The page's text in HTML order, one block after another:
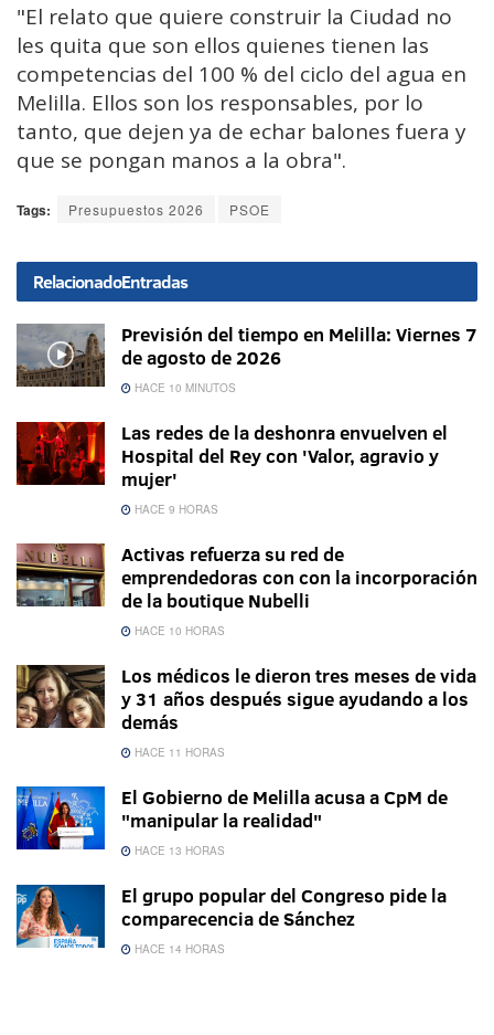
"El relato que quiere construir la Ciudad no
les quita que son ellos quienes tienen las
competencias del 100 % del ciclo del agua en
Melilla. Ellos son los responsables, por lo
tanto, que dejen ya de echar balones fuera y
que se pongan manos a la obra".
Tags: Presupuestos 2026 PSOE
RelacionadoEntradas
Previsión del tiempo en Melilla: Viernes 7
de agosto de 2026
HACE 10 MINUTOS
Las redes de la deshonra envuelven el
Hospital del Rey con 'Valor, agravio y
mujer'
HACE 9 HORAS
Activas refuerza su red de
emprendedoras con con la incorporación
de la boutique Nubelli
HACE 10 HORAS
Los médicos le dieron tres meses de vida
y 31 años después sigue ayudando a los
demás
HACE 11 HORAS
El Gobierno de Melilla acusa a CpM de
"manipular la realidad"
HACE 13 HORAS
El grupo popular del Congreso pide la
comparecencia de Sánchez
HACE 14 HORAS